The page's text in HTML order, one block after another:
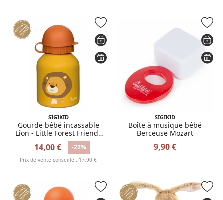
SIGIKID
Gourde bébé incassable
Lion - Little Forest Friends
250 ml
14,00 € -22%
Prix de vente conseillé : 17,90 €
SIGIKID
Boîte à musique bébé
Berceuse Mozart
9,90 €